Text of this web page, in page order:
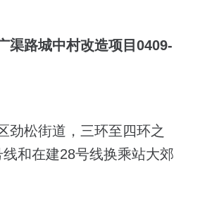
渠路城中村改造项目0409-
劲松街道，三环至四环之
和在建28号线换乘站大郊